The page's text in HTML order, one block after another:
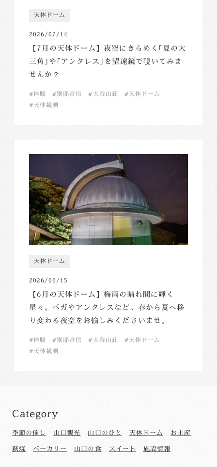
天体ドーム
2026/07/14
【7月の天体ドーム】夜空にきらめく｢夏の大
三角｣や｢アンタレス｣を望遠鏡で覗いてみま
せんか？
体験 別邸音信 大谷山荘
天体ドーム
天体観測
天体ドーム
2026/06/15
【6月の天体ドーム】梅雨の晴れ間に輝く
星々。ベガやアンタレスなど、春から夏へ移
り変わる夜空をお愉しみくださいませ。
体験 別邸音信 大谷山荘
天体ドーム
天体観測
Category
季節の催し 山口観光 山口のひと 天体ドーム
お土産
萩焼
ベーカリー 山口の食 スイート 施設情報